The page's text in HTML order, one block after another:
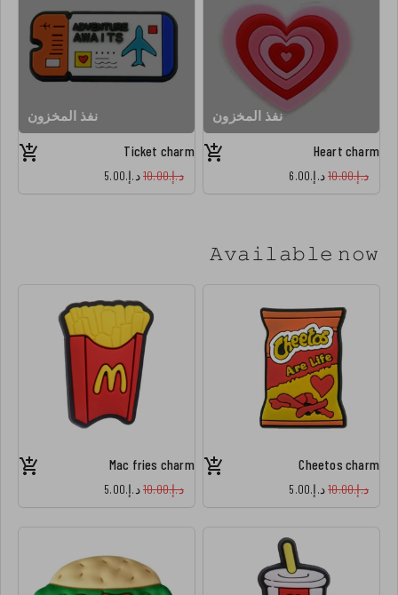
Heart charm
د.إ.‏10.00 د.إ.‏6.00
نفذ المخزون
Ticket charm
د.إ.‏10.00 د.إ.‏5.00
نفذ المخزون
𝙰𝚟𝚊𝚒𝚕𝚊𝚋𝚕𝚎 𝚗𝚘𝚠
Cheetos charm
د.إ.‏10.00 د.إ.‏5.00
Mac fries charm
د.إ.‏10.00 د.إ.‏5.00